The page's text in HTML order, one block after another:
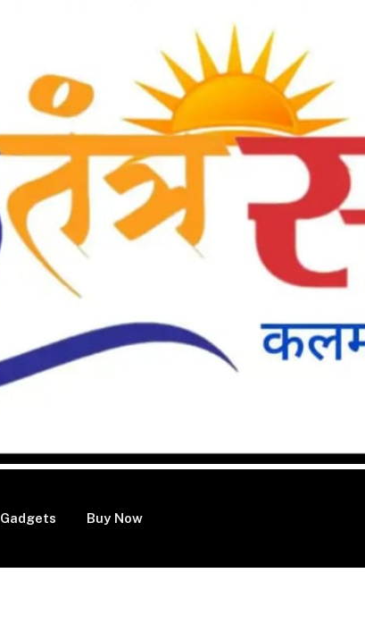
Gadgets Buy Now